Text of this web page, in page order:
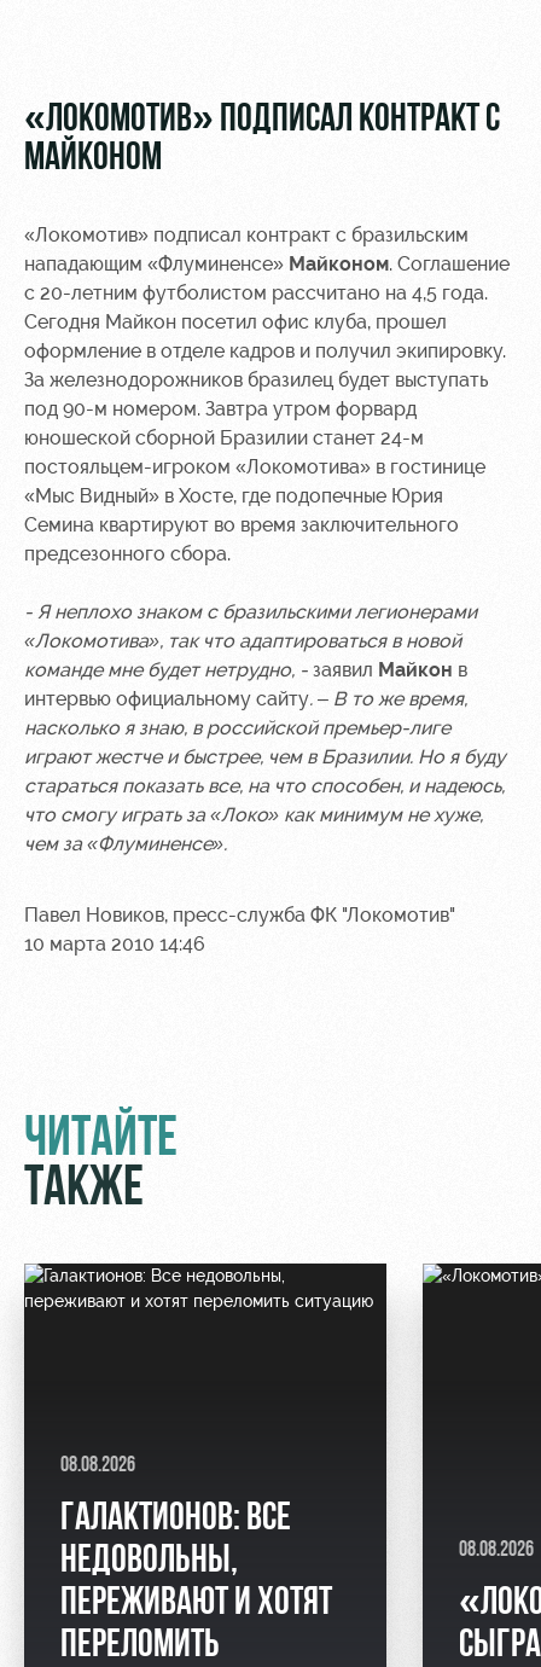
Арена
Организация
мероприятий
полей
Аренда
площадей
Ледовый
дворец
спортом
Старт
Локо-Лето
Академия
Как
поступить
Руководство
Контакты
Академии
для
болельщиков
Банковская
карта
«Локомотив»
Заставки
Программа
лояльности
Карта
Парковка
Информация
для
болельщиков
«ЛОКОМОТИВ» ПОДПИСАЛ КОНТРАКТ С
МАЙКОНОМ
«Локомотив» подписал контракт с бразильским
нападающим «Флуминенсе» Майконом. Соглашение
с 20-летним футболистом рассчитано на 4,5 года.
Сегодня Майкон посетил офис клуба, прошел
оформление в отделе кадров и получил экипировку.
За железнодорожников бразилец будет выступать
под 90-м номером. Завтра утром форвард
юношеской сборной Бразилии станет 24-м
постояльцем-игроком «Локомотива» в гостинице
«Мыс Видный» в Хосте, где подопечные Юрия
Семина квартируют во время заключительного
предсезонного сбора.
- Я неплохо знаком с бразильскими легионерами
«Локомотива», так что адаптироваться в новой
команде мне будет нетрудно, - заявил Майкон в
интервью официальному сайту. – В то же время,
насколько я знаю, в российской премьер-лиге
играют жестче и быстрее, чем в Бразилии. Но я буду
стараться показать все, на что способен, и надеюсь,
что смогу играть за «Локо» как минимум не хуже,
чем за «Флуминенсе».
Павел Новиков, пресс-служба ФК "Локомотив"
10 марта 2010 14:46
ЧИТАЙТЕ
ТАКЖЕ
08.08.2026
ГАЛАКТИОНОВ: ВСЕ
НЕДОВОЛЬНЫ,
ПЕРЕЖИВАЮТ И ХОТЯТ
ПЕРЕЛОМИТЬ
08.08.2026